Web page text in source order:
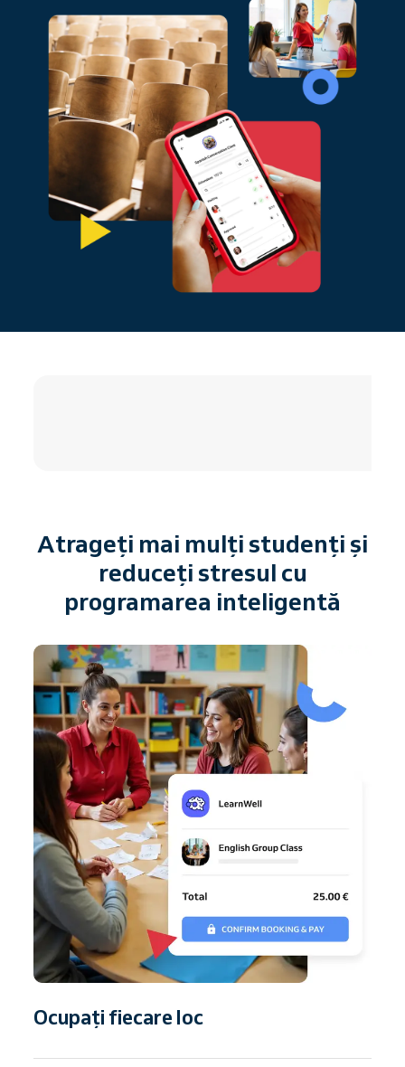
Atrageți mai mulți studenți și
reduceți stresul cu
programarea inteligentă
Ocupați fiecare loc